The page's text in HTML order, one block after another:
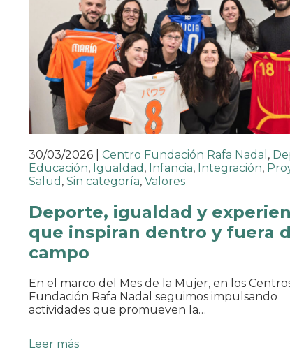
30/03/2026 Centro Fundación Rafa Nadal ,
Educación, Igualdad , Infancia, Integración,
Salud , Sin categoría, Valores
Deporte, igualdad y
que inspiran dentro y fuera
campo
En el marco del Mes de la Mujer, en los
Fundación Rafa Nadal seguimos impulsando
actividades que promueven la…
Leer más